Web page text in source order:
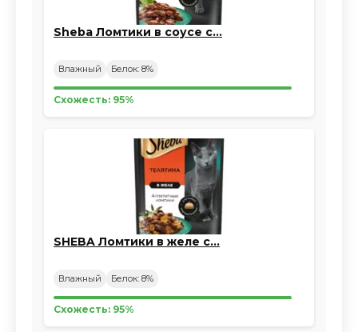
Sheba Ломтики в соусе с…
Влажный Белок: 8%
Схожесть: 95%
SHEBA Ломтики в желе с…
Влажный Белок: 8%
Схожесть: 95%